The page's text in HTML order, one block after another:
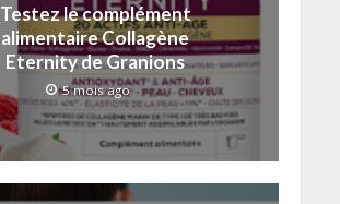
Testez le complément
alimentaire Collagène
Eternity de Granions
5 mois ago